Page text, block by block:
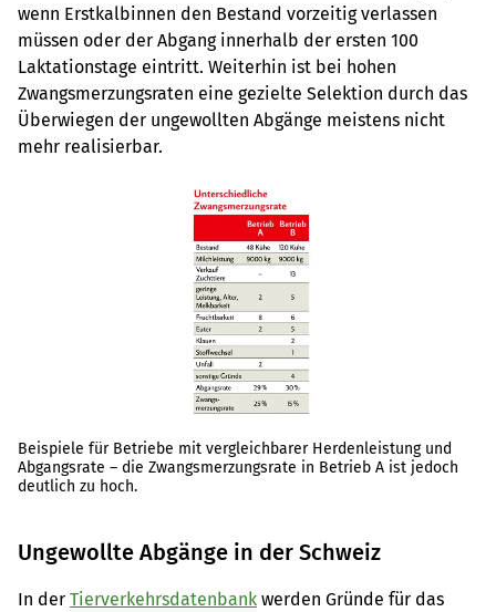
wenn Erstkalbinnen den Bestand vorzeitig verlassen
müssen oder der Abgang innerhalb der ersten 100
Laktationstage eintritt. Weiterhin ist bei hohen
Zwangsmerzungsraten eine gezielte Selektion durch das
Überwiegen der ungewollten Abgänge meistens nicht
mehr realisierbar.
Beispiele für Betriebe mit vergleichbarer Herdenleistung und
Abgangsrate – die Zwangsmerzungsrate in Betrieb A ist jedoch
deutlich zu hoch.
Ungewollte Abgänge in der Schweiz
In der Tierverkehrsdatenbank werden Gründe für das